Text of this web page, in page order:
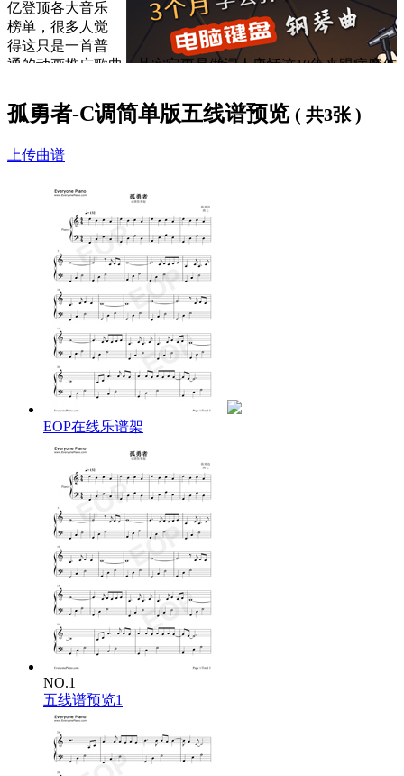
亿登顶各大音乐
榜单，很多人觉
得这只是一首普
通的动画推广歌曲，其实它更是做词人唐恬这10年来跟病魔作
2012年，29岁的唐恬，被确诊为鼻咽癌。在充满希望的年纪，
减，嗓子溃烂，失去味觉和嗅觉。
而要给陈奕迅写歌，是唐恬抗癌时期的愿望。也正是这段坚强
的经历，让她写出了《孤勇者》的歌词，这首歌词直击心灵，
激励孤独者越挫越勇。你我皆是孤勇者，你我皆在生活的泥潭
中打滚，但纵使泥污遍身，也请相信在未来，还有与我们勇气
相匹配的光。
所以，《孤勇者》写的不仅是英雄联盟里的英雄，更多的是表
达每个人依然可以成为自己的英雄。
同时，网站还为大家提供了不同版本的《
歌词下方是 孤勇者钢琴谱，大家可以
孤勇者歌词：
你额头的伤口你的不同你犯的错
都不必隐藏
你破旧的玩偶你的面具你的自我
他们说要带着光驯服每一头怪兽
他们说要缝好你的伤没有人爱小丑
为何孤独不可光荣
人只有不完美值得歌颂
谁说污泥满身的不算英雄
爱你孤身走暗巷
爱你不跪的模样
爱你对峙过绝望
不肯哭一场
爱你破烂的衣裳
却敢堵命运的枪
爱你和我那么像
缺口都一样
孤勇者-C调简单版五线谱预览 ( 共3张 )
上传曲谱
EOP在线乐谱架
NO.1
五线谱预览1